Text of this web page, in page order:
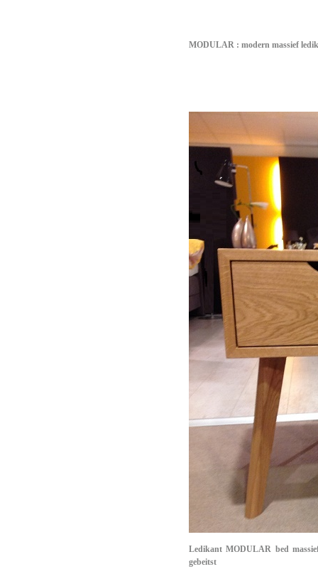
MODULAR : modern massief
Ledikant MODULAR bed
gebeitst